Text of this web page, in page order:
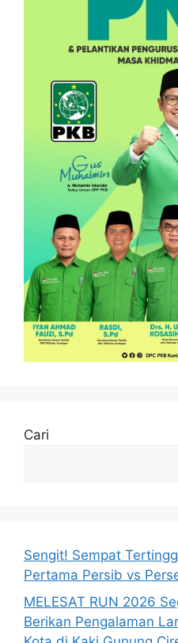
Cari
Sengit! Sempat
Pertama Persib vs
MELESAT RUN 2026
Berikan Pengalaman